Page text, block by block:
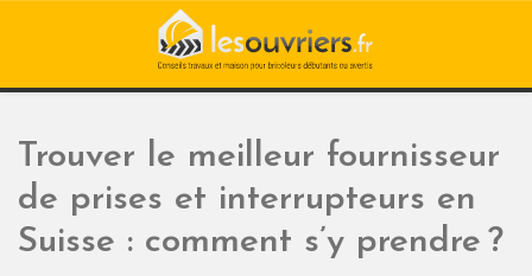
Trouver le meilleur fournisseur
de prises et interrupteurs en
Suisse : comment s’y prendre ?